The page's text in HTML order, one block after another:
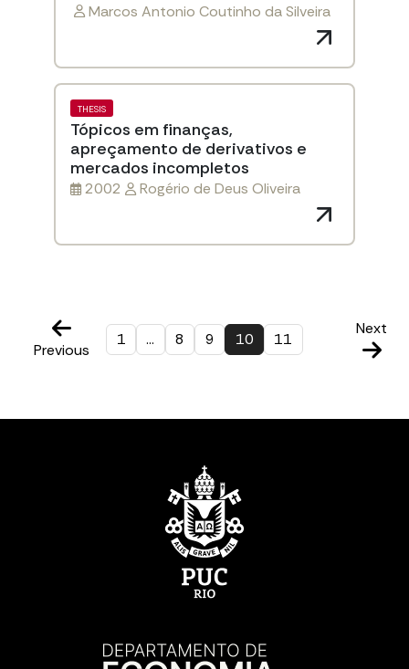
Marcos Antonio Coutinho da Silveira
THESIS
Tópicos em finanças,
apreçamento de derivativos e
mercados incompletos
2002 Rogério de Deus Oliveira
Previous
1 … 8 9 10 11
Next